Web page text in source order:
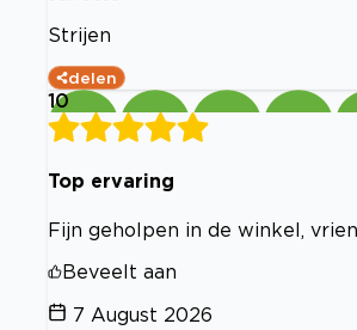
Strijen
delen
10
Top ervaring
Fijn geholpen in de winkel,
Beveelt aan
7 August 2026